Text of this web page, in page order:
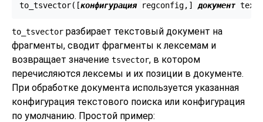
to_tsvector([конфигурация regconfig, ] документ text
to_tsvector разбирает текстовый документ на
фрагменты, сводит фрагменты к лексемам и
возвращает значение tsvector, в котором
перечисляются лексемы и их позиции в документе.
При обработке документа используется указанная
конфигурация текстового поиска или конфигурация
по умолчанию. Простой пример: